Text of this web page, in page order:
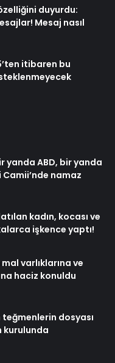
duyurdu:
Mesaj nasıl
itibaren bu
yanda ABD, bir yanda
Camii’nde namaz
kadın, kocası ve
işkence yaptı!
mal varlıklarına ve
haciz konuldu
dosyası
kurulunda